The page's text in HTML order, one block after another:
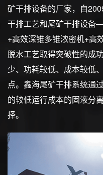
矿干排设备的厂家，自
干排工艺和尾矿干排设备
+高效深锥多锥浓密机+高
脱水工艺取得突破性的成
少、功耗较低、成本较低
点。鑫海尾矿干排系统通
的较低运行成本的固液分
择。